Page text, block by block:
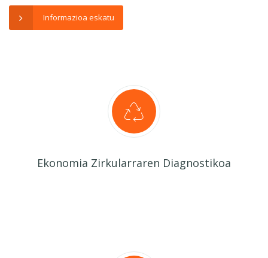
Informazioa eskatu
Ekonomia Zirkularraren Diagnostikoa